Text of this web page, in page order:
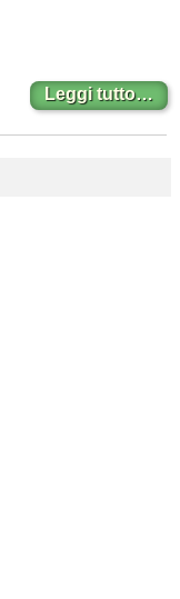
Leggi tutto…